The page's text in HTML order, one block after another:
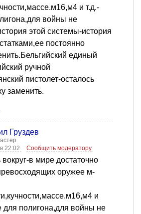
и т.д.-
войны не
этой системы-история
постоянно
единый
ручной
пистолет-осталось
заменить.
Груздев
22:02
Сообщить модератору
вокруг-в мире достаточно
оружее м-
и
для полигона,для войны не